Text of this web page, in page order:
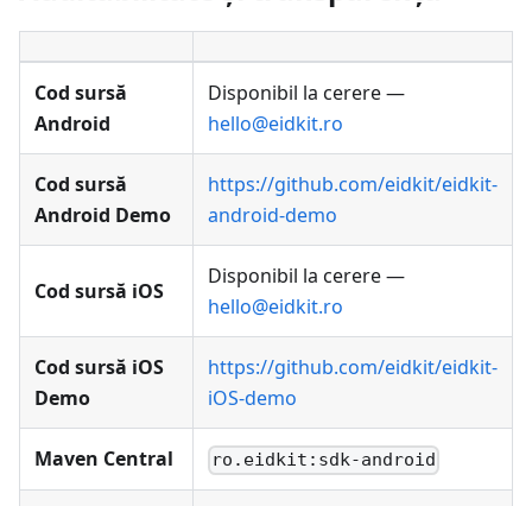
Cod sursă
Android
Disponibil la cerere —
hello@eidkit.ro
Cod sursă
Android Demo
https://github.com/eidkit/eidkit-
android-demo
Cod sursă iOS
Disponibil la cerere —
hello@eidkit.ro
Cod sursă iOS
Demo
https://github.com/eidkit/eidkit-
iOS-demo
Maven Central ro.eidkit:sdk-android